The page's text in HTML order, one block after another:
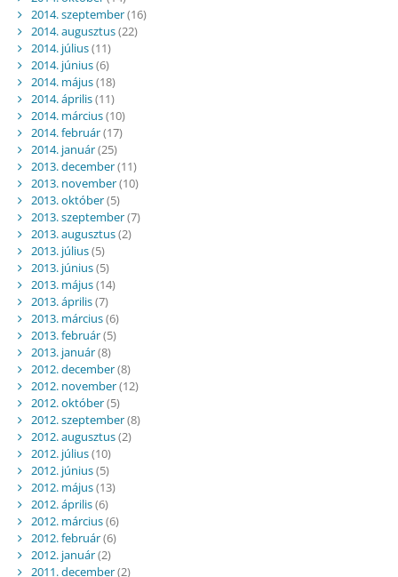
2014. szeptember(16)
2014. augusztus(22)
2014. július(11)
2014. június(6)
2014. május(18)
2014. április(11)
2014. március(10)
2014. február(17)
2014. január(25)
2013. december(11)
2013. november(10)
2013. október(5)
2013. szeptember(7)
2013. augusztus(2)
2013. július(5)
2013. június(5)
2013. május(14)
2013. április(7)
2013. március(6)
2013. február(5)
2013. január(8)
2012. december(8)
2012. november(12)
2012. október(5)
2012. szeptember(8)
2012. augusztus(2)
2012. július(10)
2012. június(5)
2012. május(13)
2012. április(6)
2012. március(6)
2012. február(6)
2012. január(2)
2011. december(2)